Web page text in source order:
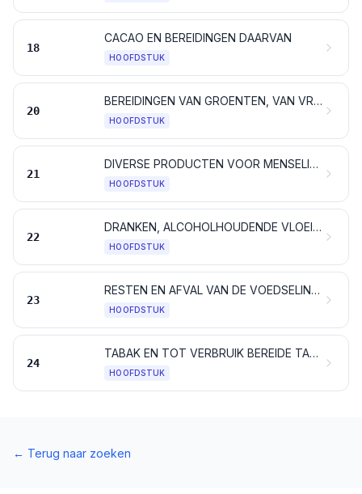
18
CACAO EN BEREIDINGEN DAARVAN
HOOFDSTUK
20
BEREIDINGEN VAN GROENTEN, VAN VRUCHTEN EN VAN ANDERE PLANTENDELEN
HOOFDSTUK
21
DIVERSE PRODUCTEN VOOR MENSELIJKE CONSUMPTIE
HOOFDSTUK
22
DRANKEN, ALCOHOLHOUDENDE VLOEISTOFFEN EN AZIJN
HOOFDSTUK
23
RESTEN EN AFVAL VAN DE VOEDSELINDUSTRIE; BEREID VOEDSEL VOOR DIEREN
HOOFDSTUK
24
TABAK EN TOT VERBRUIK BEREIDE TABAKSSURROGATEN; PRODUCTEN, AL DAN NIET NICOTINE BEVATTENDE, BESTEMD VOOR INHALATIE ZONDER VERBRANDING; ANDERE NICOTINE BEVATTENDE PRODUCTEN, BESTEMD VOOR DE OPNAME VAN NICOTINE IN HET MENSELIJK LICHAAM
HOOFDSTUK
← Terug naar zoeken